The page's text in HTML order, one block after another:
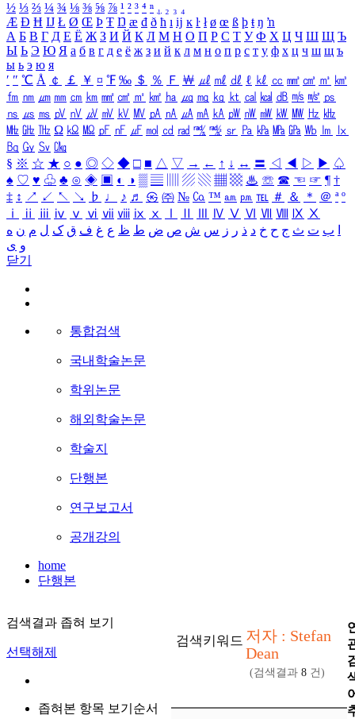
½ ⅓ ⅔ ¼ ¾ ⅛ ⅜ ⅝ ⅞ ¹ ² ³ ⁴ ⁿ ₁ ₂ ₃ ₄
Æ Ð Ħ Ĳ Ł Ø Œ Þ Ŧ Ŋ æ đ ð ħ ı ĳ ĸ ŀ ł ø œ ß þ ŧ ŋ ŉ
А Б В Г Д Е Ё Ж З И Й К Л М Н О П Р С Т У Ф Х Ц Ч Ш Щ Ъ
Ы Ь Э Ю Я а б в г д е ё ж з и й к л м н о п р с т у ф х ц ч ш щ ъ
ы ь э ю я
′ ″ ℃ Å ￠ ￡ ￥ ¤ ℉ ‰ ＄ ％ Ｆ ￦ ㎕ ㎖ ㎗ ℓ ㎘ ㏄ ㎣ ㎤ ㎥ ㎦
㎙ ㎚ ㎛ ㎜ ㎝ ㎞ ㎟ ㎠ ㎡ ㎢ ㏊ ㎍ ㎎ ㎏ ㏏ ㎈ ㎉ ㏈ ㎧ ㎨ ㎰
㎱ ㎲ ㎳ ㎴ ㎵ ㎶ ㎷ ㎸ ㎹ ㎀ ㎁ ㎂ ㎃ ㎄ ㎺ ㎻ ㎽ ㎾ ㎿ ㎐ ㎑
㎒ ㎓ ㎔ Ω ㏀ ㏁ ㎊ ㎋ ㎌ ㏖ ㏅ ㎭ ㎮ ㎯ ㏛ ㎩ ㎪ ㎫ ㎬ ㏝ ㏐
㏓
㏃ ㏉ ㏜ ㏆
§ ※ ☆ ★ ○ ● ◎ ◇ ◆ □ ■ △ ▽ → ← ↑ ↓ ↔ 〓 ◁ ◀ ▷ ▶ ♤
♠ ♡ ♥ ♧ ♣ ⊙ ◈ ▣ ◐ ◑ ▒ ▤ ▨ ▧ ▦ ▩ ♨ ☏ ☎ ☜ ☞ ¶ †
‡ ↕ ↗ ↙ ↖ ↘ ♭ ♩ ♪ ♬ ㉿ ㈜ № ㏇ ™ ㏂ ㏘ ℡ ＃ ＆ ＊ ＠ ª º
ⅰ
ⅱ ⅲ ⅳ ⅴ ⅵ ⅶ ⅷ ⅸ ⅹ Ⅳ Ⅴ Ⅵ Ⅶ Ⅷ Ⅸ Ⅹ
ب ت ث ج ح خ د ذ ر ز س ش ص ض ط ظ ع غ ف ق ک ل م ن ه
و ی
닫기
통합검색
국내학술논문
학위논문
해외학술논문
학술지
단행본
연구보고서
공개강의
home
단행본
검색결과 좁혀 보기
선택해제
좁혀본 항목 보기순서
검색키워드 저자 : Stefan
Dean
(검색결과 8 건)